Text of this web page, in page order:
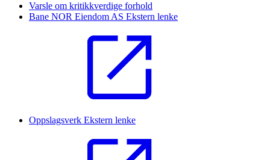
Varsle om kritikkverdige forhold
Bane NOR Eiendom AS Ekstern lenke
Oppslagsverk Ekstern lenke